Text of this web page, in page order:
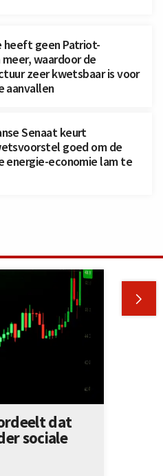
heeft geen Patriot-
waardoor de
zeer kwetsbaar is voor
aanvallen
Senaat keurt
goed om de
energie-economie lam te

dat
sociale